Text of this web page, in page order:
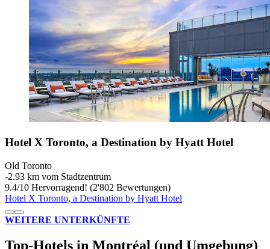
Hotel X Toronto, a Destination by Hyatt Hotel
Old Toronto
‐2.93 km vom Stadtzentrum
9.4/10 Hervorragend! (2'802 Bewertungen)
Hotel X Toronto, a Destination by Hyatt Hotel
WEITERE UNTERKÜNFTE
Top-Hotels in Montréal (und Umgebung)